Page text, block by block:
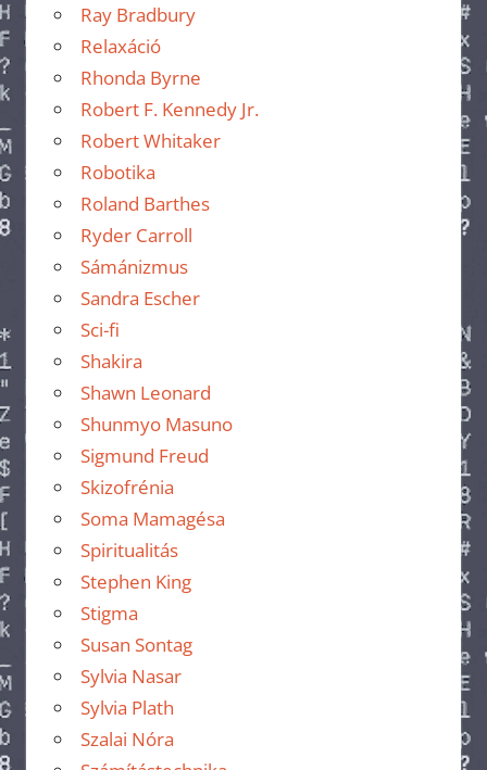
Ray Bradbury
Relaxáció
Rhonda Byrne
Robert F. Kennedy Jr.
Robert Whitaker
Robotika
Roland Barthes
Ryder Carroll
Sámánizmus
Sandra Escher
Sci-fi
Shakira
Shawn Leonard
Shunmyo Masuno
Sigmund Freud
Skizofrénia
Soma Mamagésa
Spiritualitás
Stephen King
Stigma
Susan Sontag
Sylvia Nasar
Sylvia Plath
Szalai Nóra